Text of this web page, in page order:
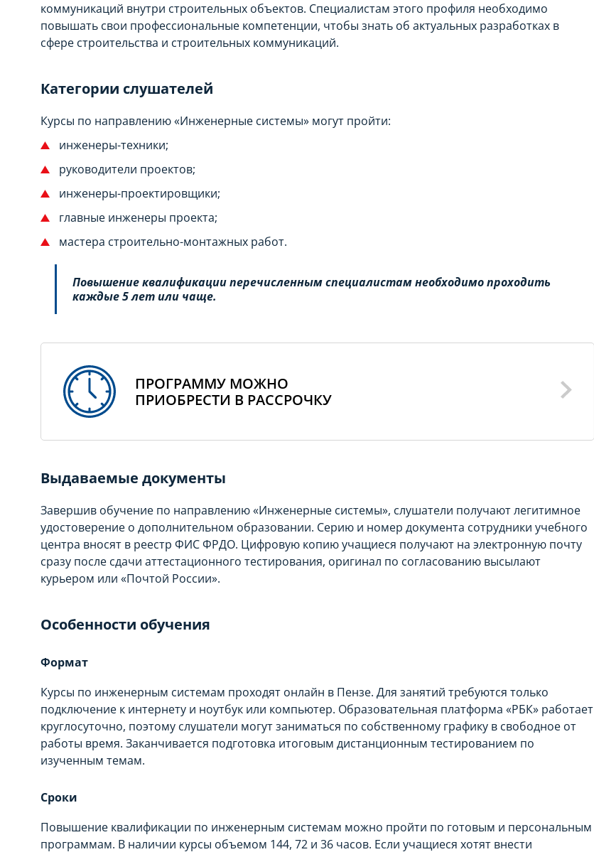
коммуникаций внутри строительных объектов. Специалистам этого профиля необходимо
повышать свои профессиональные компетенции, чтобы знать об актуальных разработках в
сфере строительства и строительных коммуникаций.
Категории слушателей
Курсы по направлению «Инженерные системы» могут пройти:
инженеры-техники;
руководители проектов;
инженеры-проектировщики;
главные инженеры проекта;
мастера строительно-монтажных работ.
Повышение квалификации перечисленным специалистам необходимо проходить
каждые 5 лет или чаще.
ПРОГРАММУ МОЖНО
ПРИОБРЕСТИ В РАССРОЧКУ
Выдаваемые документы
Завершив обучение по направлению «Инженерные системы», слушатели получают легитимное
удостоверение о дополнительном образовании. Серию и номер документа сотрудники учебного
центра вносят в реестр ФИС ФРДО. Цифровую копию учащиеся получают на электронную почту
сразу после сдачи аттестационного тестирования, оригинал по согласованию высылают
курьером или «Почтой России».
Особенности обучения
Формат
Курсы по инженерным системам проходят онлайн в Пензе. Для занятий требуются только
подключение к интернету и ноутбук или компьютер. Образовательная платформа «РБК» работает
круглосуточно, поэтому слушатели могут заниматься по собственному графику в свободное от
работы время. Заканчивается подготовка итоговым дистанционным тестированием по
изученным темам.
Сроки
Повышение квалификации по инженерным системам можно пройти по готовым и персональным
программам. В наличии курсы объемом 144, 72 и 36 часов. Если учащиеся хотят внести